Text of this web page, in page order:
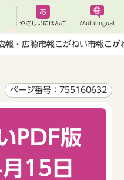
やさしいにほんご Multilingual
報・広聴市報こがねい市報こが
ページ番号：755160632
PDF版
15日